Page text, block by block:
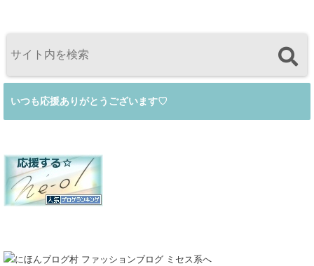
いつも応援ありがとうございます♡